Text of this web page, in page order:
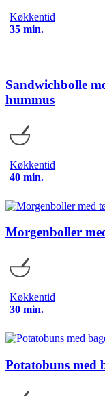
Køkkentid
35 min.
Sandwichbolle
hummus
Køkkentid
40 min.
Morgenboller
Køkkentid
30 min.
Potatobuns med